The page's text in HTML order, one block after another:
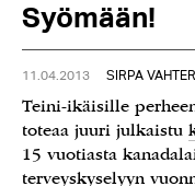
Syömään!
11.04.2013 SIRPA
Teini-ikäisille
toteaa juuri julkaistu
15 vuotiasta
terveyskyselyyn